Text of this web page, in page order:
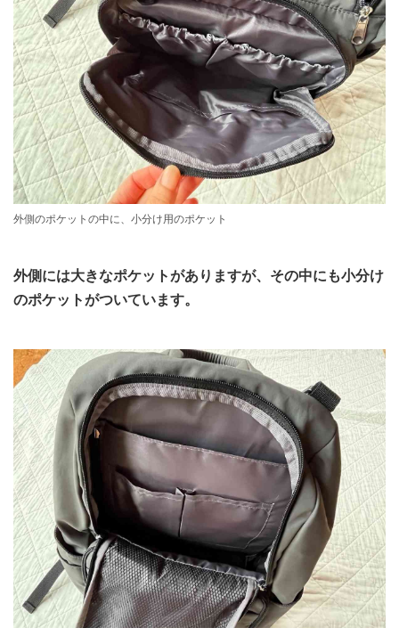
外側のポケットの中に、小分け用のポケット
外側には大きなポケットがありますが、その中にも小分け
のポケットがついています。